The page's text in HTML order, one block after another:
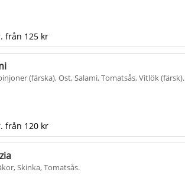
från 125 kr
(färska), Ost, Salami, Tomatsås, Vitlök (färsk).
från 120 kr
Skinka, Tomatsås.